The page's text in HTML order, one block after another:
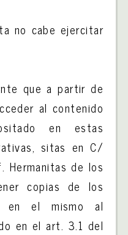
no cabe ejercitar
que a partir de
al contenido
en estas
sitas en C/
Hermanitas de los
copias de los
en el mismo al
en el art. 3.1 del